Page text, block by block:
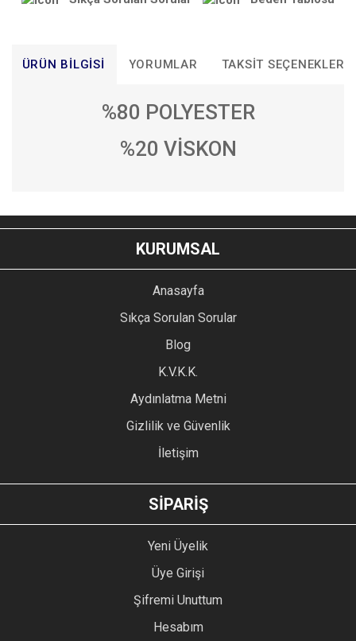
ÜRÜN BILGISI YORUMLAR TAKSIT SEÇENEKLERI
%80 POLYESTER
%20 VİSKON
YORUM YAZ
Bu ürünün fiyat bilgisi, resim, ürün açıklamalarında ve diğer
konularda yetersiz gördüğünüz noktaları öneri formunu
kullanarak tarafımıza iletebilirsiniz.
Ürün resmi kalitesiz, bozuk veya görüntülenemiyor.
Ürün açıklamasında eksik bilgiler bulunuyor.
Ürün bilgilerinde hatalar bulunuyor.
Ürün fiyatı diğer sitelerden daha pahalı.
GÖNDER
KURUMSAL
Anasayfa
Sıkça Sorulan Sorular
Blog
K.V.K.K.
Aydınlatma Metni
Gizlilik ve Güvenlik
İletişim
SİPARİŞ
Yeni Üyelik
Üye Girişi
Şifremi Unuttum
Hesabım